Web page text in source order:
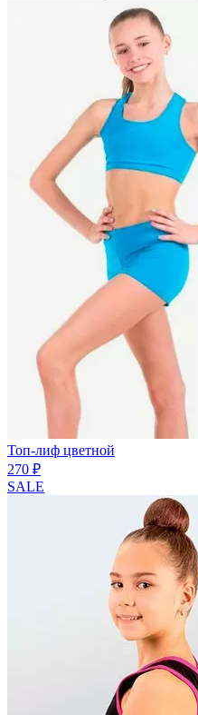
Топ-лиф цветной
270 ₽
SALE